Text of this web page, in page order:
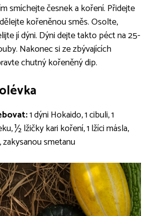
smíchejte česnek a koření. Přidejte
kořeněnou směs. Osolte,
jí dýni. Dýni dejte takto péct na 25-
Nakonec si ze zbývajících
chutný kořeněný dip.
1 dýni Hokaido, 1 cibuli, 1
½ lžičky kari koření, 1 lžíci másla,
smetanu